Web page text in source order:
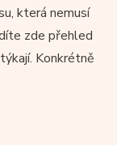
která nemusí
zde přehled
Konkrétně